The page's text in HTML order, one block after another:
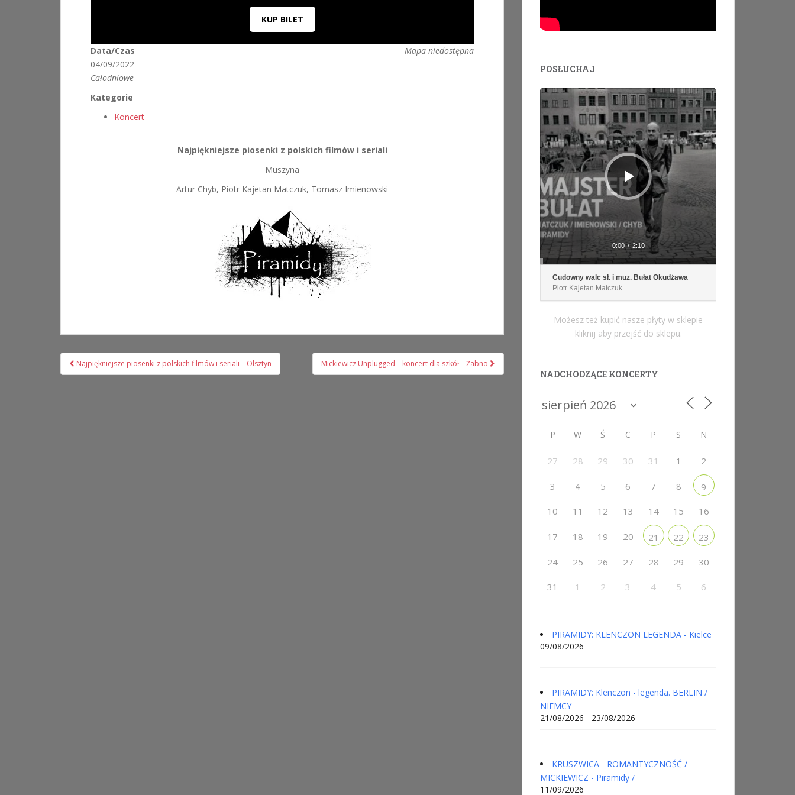
KUP BILET
Mapa niedostępna
Data/Czas
04/09/2022
Całodniowe
Kategorie
Koncert
Najpiękniejsze piosenki z polskich filmów i seriali
Muszyna
Artur Chyb, Piotr Kajetan Matczuk, Tomasz Imienowski
Nawigacja
wpisu
Najpiękniejsze piosenki z polskich filmów i seriali – Olsztyn Mickiewicz Unplugged – koncert dla szkół – Żabno
POSŁUCHAJ
Odtwarzacz
plików
dźwiękowych
0:00 / 2:10
Cudowny walc sł. i muz. Bułat Okudżawa
Piotr Kajetan Matczuk
Możesz też kupić nasze płyty w sklepie
kliknij aby przejść do sklepu.
NADCHODZĄCE KONCERTY
P W Ś C P S N
27 28 29 30 31 1 2
3 4 5 6 7 8 9
10 11 12 13 14 15 16
17 18 19 20 21 22 23
24 25 26 27 28 29 30
31 1 2 3 4 5 6
PIRAMIDY: KLENCZON LEGENDA - Kielce
09/08/2026
PIRAMIDY: Klenczon - legenda. BERLIN /
NIEMCY
21/08/2026 - 23/08/2026
KRUSZWICA - ROMANTYCZNOŚĆ /
MICKIEWICZ - Piramidy /
11/09/2026